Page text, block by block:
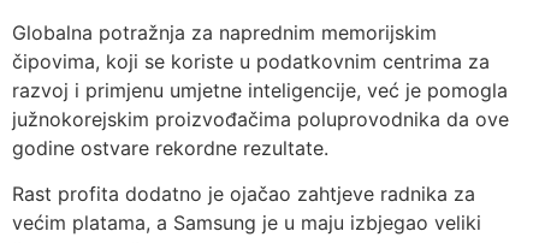
Globalna potražnja za naprednim memorijskim
čipovima, koji se koriste u podatkovnim centrima za
razvoj i primjenu umjetne inteligencije, već je pomogla
južnokorejskim proizvođačima poluprovodnika da ove
godine ostvare rekordne rezultate.
Rast profita dodatno je ojačao zahtjeve radnika za
većim platama, a Samsung je u maju izbjegao veliki